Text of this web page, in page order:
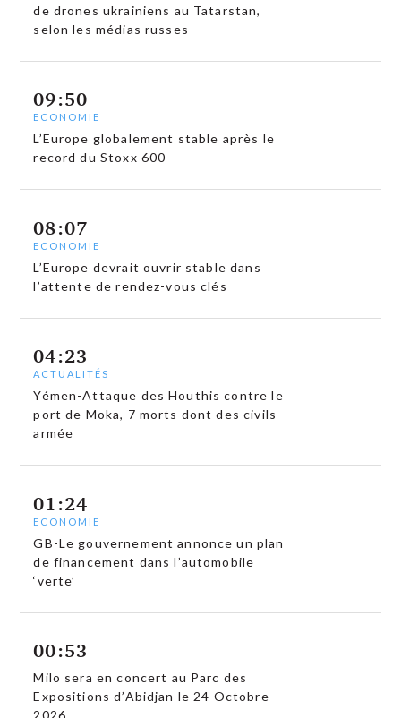
de drones ukrainiens au Tatarstan,
selon les médias russes
09:50
ECONOMIE
L’Europe globalement stable après le
record du Stoxx 600
08:07
ECONOMIE
L’Europe devrait ouvrir stable dans
l’attente de rendez-vous clés
04:23
ACTUALITÉS
Yémen-Attaque des Houthis contre le
port de Moka, 7 morts dont des civils-
armée
01:24
ECONOMIE
GB-Le gouvernement annonce un plan
de financement dans l’automobile
‘verte’
00:53
Milo sera en concert au Parc des
Expositions d’Abidjan le 24 Octobre